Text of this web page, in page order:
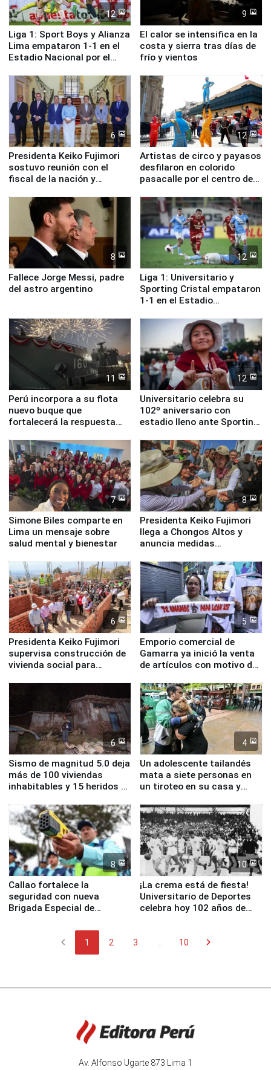
12
Liga 1: Sport Boys y Alianza
Lima empataron 1-1 en el
Estadio Nacional por el
9
El calor se intensifica en la
costa y sierra tras días de
frío y vientos
6
Presidenta Keiko Fujimori
sostuvo reunión con el
fiscal de la nación y
12
Artistas de circo y payasos
desfilaron en colorido
pasacalle por el centro de
8
Fallece Jorge Messi, padre
del astro argentino
12
Liga 1: Universitario y
Sporting Cristal empataron
1-1 en el Estadio
11
Perú incorpora a su flota
nuevo buque que
fortalecerá la respuesta
12
Universitario celebra su
102º aniversario con
estadio lleno ante Sporting
7
Simone Biles comparte en
Lima un mensaje sobre
salud mental y bienestar
8
Presidenta Keiko Fujimori
llega a Chongos Altos y
anuncia medidas
educación, salud y empleo
6
Presidenta Keiko Fujimori
supervisa construcción de
vivienda social para
5
Emporio comercial de
Gamarra ya inició la venta
de artículos con motivo de
6
Sismo de magnitud 5.0 deja
más de 100 viviendas
inhabitables y 15 heridos en
4
Un adolescente tailandés
mata a siete personas en
un tiroteo en su casa y
8
Callao fortalece la
seguridad con nueva
Brigada Especial de
equipamiento para
10
¡La crema está de fiesta!
Universitario de Deportes
celebra hoy 102 años de
chevron_left 1 2 3 10 chevron_right
Av. Alfonso Ugarte 873 Lima 1